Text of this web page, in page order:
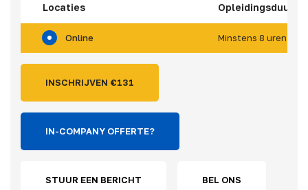
Locaties Opleidingsduur
Online Minstens 8 uren (*)
INSCHRIJVEN €131
IN-COMPANY OFFERTE?
STUUR EEN BERICHT BEL ONS